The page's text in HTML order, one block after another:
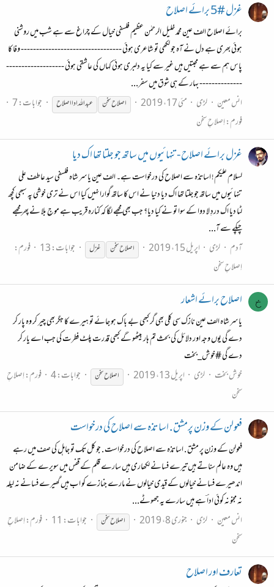
غزل #5 برائے اصلاح
برائے اصلاح الف عین محمد خلیل الرحمٰن عظیم فلسفی خیال کے چراغ سے ہے شب میں روشنی
ہوئی بھری ہے دل نے آہ جو لکھی تو شاعری ہوئی --------------------------------- وفا کا
پاس ہم سے ہے محبتیں ہیں غیر سے کیا یہ دلبری ہوئی کہاں کی عاشقی ہوئی -------------------
-------------- بہار کے ہی شوق میں سفر...
انس معین
لڑی مئی 17، 2019 اصلاحسخن عبداللہ ادااصلاح
جوابات: 7
فورم:اِصلاحِ سخن
غزل برائے اصلاح - تنہائیوں میں ساتھ جو جلتا تھا اک دیا
لسلام علیکم! اساتذہ سے اصلاح کی درخواست ہے۔ الف عین یاسر شاہ فلسفی سید عاطف علی
تنہائیوں میں ساتھ جو جلتا تھا اک دیا دنیا نے اس کا ساتھ گوارا نہیں کیا اس نے تری خوشی پہ سبھی کچھ
لٹا دیا اک دردِ لا دوا کے سوا تو نے کیا دیا؟ جب بھی مجھے لگا کہ کنارہ قریب ہے موجِ بلا نے پھر مجھے
چپکے سے آ...
آدم لڑی اپریل 15، 2019 اصلاحسخن غزل جوابات: 13
فورم:
اِصلاحِ سخن
خ اصلاح برائے اشعار
یاسر شاہ الف عین نازک سی کلی بھی گر کبھی بے باک ہو جائے تو ہیرے کا جگر بھی چیر کر وہ پار کر
دے گی یوں وجہ اور دلائل کی بحث تم ہار بیٹھو گے کبھی قدرت پلٹ فطرت کی جب اے یار کر
دے گی #خوش_بخت
خوش بخت
لڑی اپریل 13، 2019 اصلاحسخن جوابات: 4 فورم:اِصلاحِ
سخن
فعولن کے وزن پرمشق . اساتذہ سے اصلاح کی درخواست
فعولن کے وزن پر مشق . اساتذہ سے اصلاح کی درخواست . جو کل تک تو جاہل کی صف میں رہے
ہیں وہ عالم سناتے ہیں تیرے فسانے لکھاری ہیں سارے قلم کے قفس میں سویرے کے ضامن
اندھیرے فسانے خیالوں کے قیدی خیالوں نے مارے جنازے کو اب ہیں گھیرے فسانے نہ لیلہ
نہ مجنو نہ کوئی ادا ؔہے ہیں سارے یہ جھوٹے...
انس معین
لڑی جنوری 8، 2019 اصلاحسخن جوابات: 11 فورم:اِصلاحِ
سخن
تعارف اور اصلاح